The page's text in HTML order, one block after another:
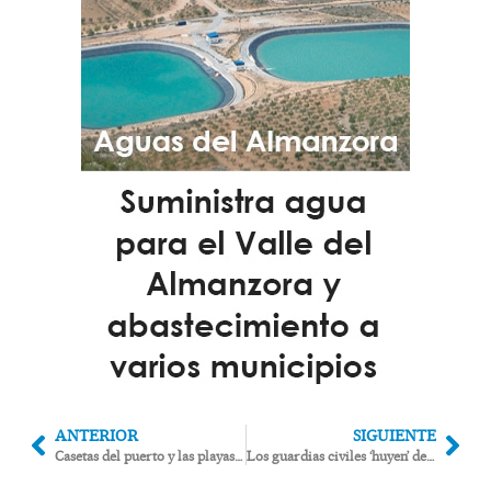
ANTERIOR
Casetas del puerto y las playas en fincas de ediles de Garrucha
SIGUIENTE
Los guardias civiles ‘huyen’ de Vera y Cuevas